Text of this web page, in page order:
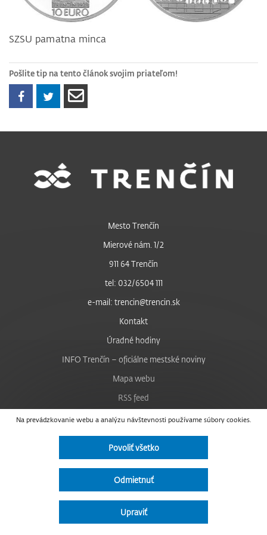
SZSU pamatna minca
Pošlite tip na tento článok svojim priateľom!
Na prevádzkovanie webu a analýzu návštevnosti používame súbory cookies.
Povoliť všetko
Odmietnuť
Upraviť
Mesto Trenčín
Mierové nám. 1/2
911 64 Trenčín
tel: 032/6504 111
e-mail: trencin@trencin.sk
Kontakt
Úradné hodiny
INFO Trenčín – oficiálne mestské noviny
Mapa webu
RSS feed
Nastavenie cookies
Facebook
Instagram
Vyhlásenie o prístupnosti